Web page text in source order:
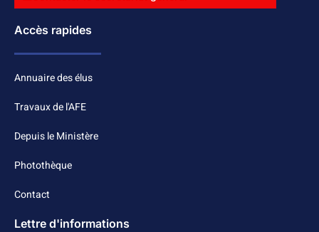
Accès rapides
Annuaire des élus
Travaux de l'AFE
Depuis le Ministère
Photothèque
Contact
Lettre d'informations